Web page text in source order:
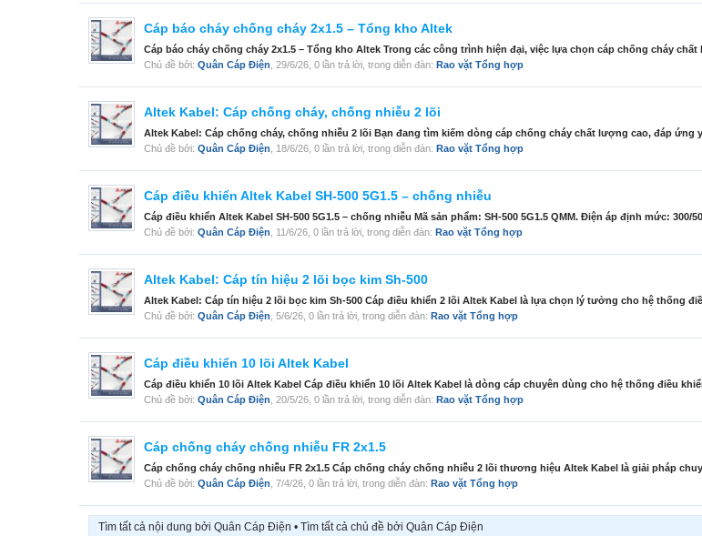
Cáp báo cháy chống cháy 2x1.5 – Tổng kho Altek
Cáp báo cháy chống cháy 2x1.5 – Tổng kho Altek Trong các công trình hiện đại, việc lựa chọn cáp chống cháy
Chủ đề bởi: Quân Cáp Điện 29/6/26 , 0 lần trả lời, trong diễn đàn: Rao vặt Tổng hợp
Altek Kabel: Cáp chống cháy, chống nhiễu 2 lõi
Altek Kabel: Cáp chống cháy, chống nhiễu 2 lõi Bạn đang tìm kiếm dòng cáp chống cháy chất lượng cao, đáp ứng
Chủ đề bởi: Quân Cáp Điện 18/6/26 , 0 lần trả lời, trong diễn đàn: Rao vặt Tổng hợp
Cáp điều khiển Altek Kabel SH-500 5G1.5 – chống nhiễu
Cáp điều khiển Altek Kabel SH-500 5G1.5 – chống nhiễu Mã sản phẩm: SH-500 5G1.5 QMM. Điện áp định mức: 300/
Chủ đề bởi: Quân Cáp Điện 11/6/26 , 0 lần trả lời, trong diễn đàn: Rao vặt Tổng hợp
Altek Kabel: Cáp tín hiệu 2 lõi bọc kim Sh-500
Altek Kabel: Cáp tín hiệu 2 lõi bọc kim Sh-500 Cáp điều khiển 2 lõi Altek Kabel là lựa chọn lý tưởng cho hệ thống
Chủ đề bởi: Quân Cáp Điện 5/6/26 , 0 lần trả lời, trong diễn đàn: Rao vặt Tổng hợp
Cáp điều khiển 10 lõi Altek Kabel
Cáp điều khiển 10 lõi Altek Kabel Cáp điều khiển 10 lõi Altek Kabel là dòng cáp chuyên dùng cho hệ thống điều
Chủ đề bởi: Quân Cáp Điện 20/5/26 , 0 lần trả lời, trong diễn đàn: Rao vặt Tổng hợp
Cáp chống cháy chống nhiễu FR 2x1.5
Cáp chống cháy chống nhiễu FR 2x1.5 Cáp chống cháy chống nhiễu 2 lõi thương hiệu Altek Kabel là giải pháp
Chủ đề bởi: Quân Cáp Điện 7/4/26 , 0 lần trả lời, trong diễn đàn: Rao vặt Tổng hợp
Tìm tất cả nội dung bởi Quân Cáp Điện Tìm tất cả chủ đề bởi Quân Cáp Điện